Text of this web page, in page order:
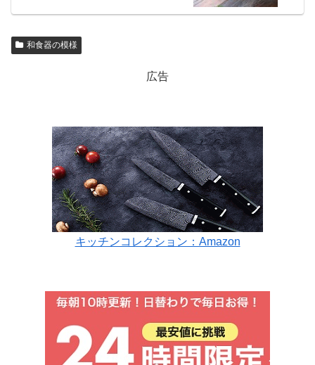
和食器の模様
広告
キッチンコレクション：Amazon